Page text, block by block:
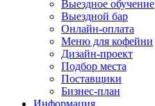
Выездное обучение
Выездной бар
Онлайн-оплата
Меню для кофейни
Дизайн-проект
Подбор места
Поставщики
Бизнес-план